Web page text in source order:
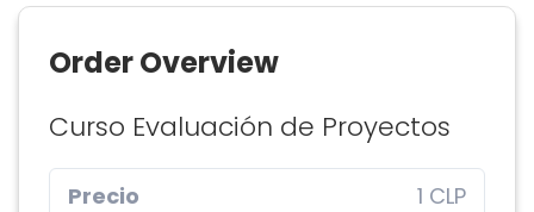
Order Overview
Curso Evaluación de Proyectos
Precio 1 CLP